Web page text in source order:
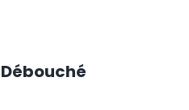
Débouché